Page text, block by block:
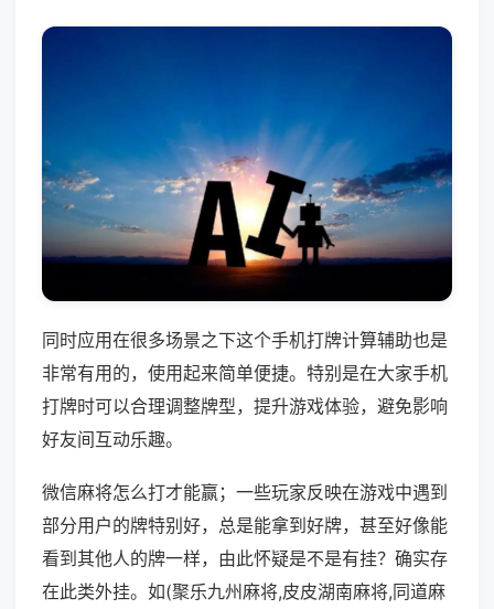
同时应用在很多场景之下这个手机打牌计算辅助也是
非常有用的，使用起来简单便捷。特别是在大家手机
打牌时可以合理调整牌型，提升游戏体验，避免影响
好友间互动乐趣。
微信麻将怎么打才能赢；一些玩家反映在游戏中遇到
部分用户的牌特别好，总是能拿到好牌，甚至好像能
看到其他人的牌一样，由此怀疑是不是有挂？确实存
在此类外挂。如(聚乐九州麻将,皮皮湖南麻将,同道麻